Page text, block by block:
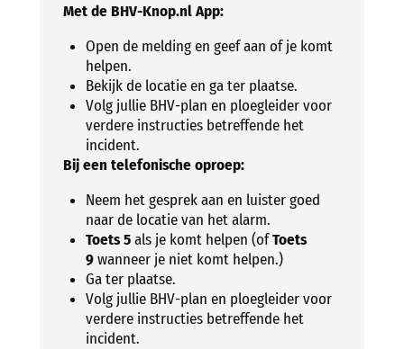
Met de BHV-Knop.nl App:
Open de melding en geef aan of je komt
helpen.
Bekijk de locatie en ga ter plaatse.
Volg jullie BHV-plan en ploegleider voor
verdere instructies betreffende het
incident.
Bij een telefonische oproep:
Neem het gesprek aan en luister goed
naar de locatie van het alarm.
Toets 5als je komt helpen (ofToets
9wanneer je niet komt helpen.)
Ga ter plaatse.
Volg jullie BHV-plan en ploegleider voor
verdere instructies betreffende het
incident.